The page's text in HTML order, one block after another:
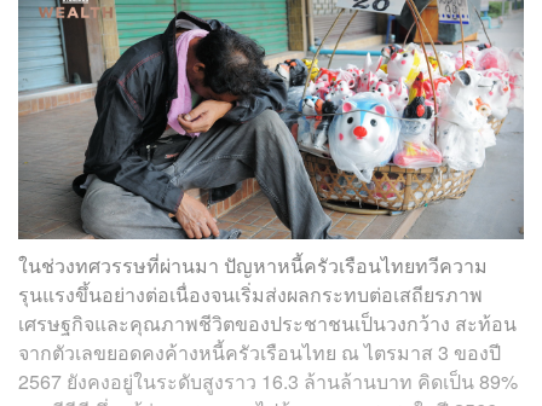
ในช่วงทศวรรษที่ผ่านมา ปัญหาหนี้ครัวเรือนไทยทวีความ
รุนแรงขึ้นอย่างต่อเนื่องจนเริ่มส่งผลกระทบต่อเสถียรภาพ
เศรษฐกิจและคุณภาพชีวิตของประชาชนเป็นวงกว้าง สะท้อน
จากตัวเลขยอดคงค้างหนี้ครัวเรือนไทย ณ ไตรมาส 3 ของปี
2567 ยังคงอยู่ในระดับสูงราว 16.3 ล้านล้านบาท คิดเป็น 89%